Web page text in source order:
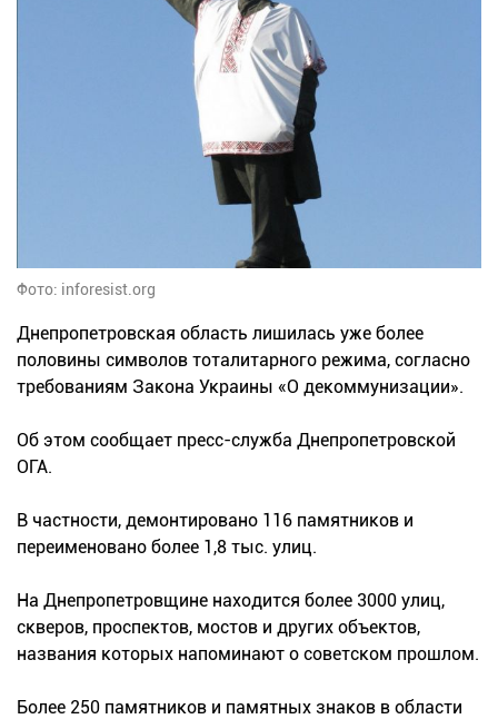
Фото: inforesist.org
Днепропетровская область лишилась уже более
половины символов тоталитарного режима, согласно
требованиям Закона Украины «О декоммунизации».
Об этом сообщает пресс-служба Днепропетровской
ОГА.
В частности, демонтировано 116 памятников и
переименовано более 1,8 тыс. улиц.
На Днепропетровщине находится более 3000 улиц,
скверов, проспектов, мостов и других объектов,
названия которых напоминают о советском прошлом.
Более 250 памятников и памятных знаков в области